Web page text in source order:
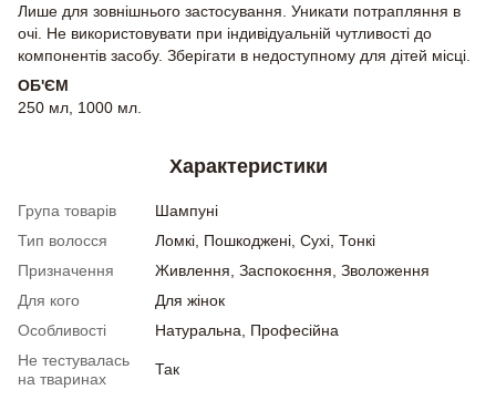
Лише для зовнішнього застосування. Уникати потрапляння в
очі. Не використовувати при індивідуальній чутливості до
компонентів засобу. Зберігати в недоступному для дітей місці.
ОБ'ЄМ
250 мл, 1000 мл.
Характеристики
Група товарів
Шампуні
Тип волосся
Ломкі, Пошкоджені, Сухі, Тонкі
Призначення
Живлення, Заспокоєння, Зволоження
Для кого
Для жінок
Особливості
Натуральна, Професійна
Не тестувалась
на тваринах
Так